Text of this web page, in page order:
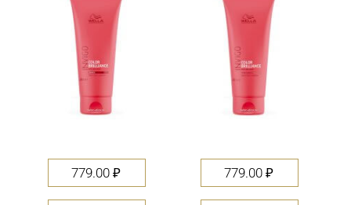
779.00 ₽ 779.00 ₽